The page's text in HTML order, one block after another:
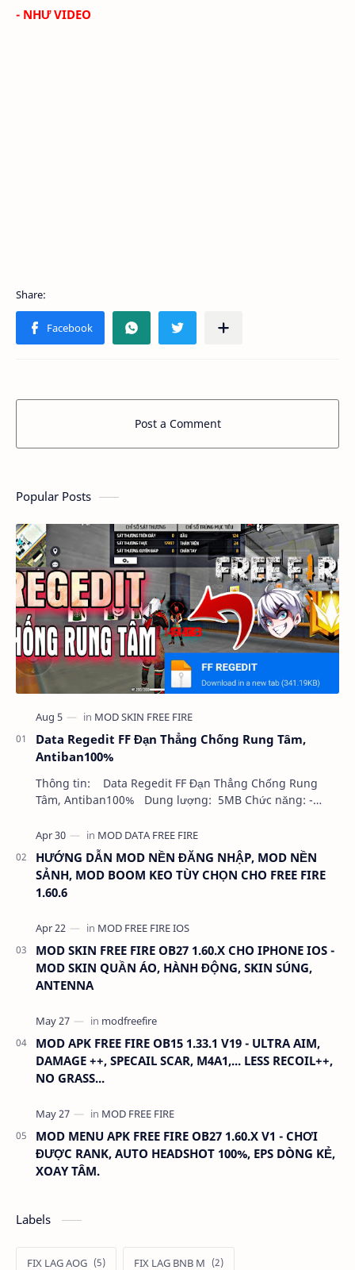
- NHƯ VIDEO
Post a Comment
Popular Posts
Data Regedit FF Đạn Thẳng Chống Rung Tâm,
Antiban100%
Thông tin: Data Regedit FF Đạn Thẳng Chống Rung
Tâm, Antiban100% Dung lượng: 5MB Chức năng: -
HƯỚNG DẪN MOD NỀN ĐĂNG NHẬP, MOD NỀN
SẢNH, MOD BOOM KEO TÙY CHỌN CHO FREE FIRE
1.60.6
MOD SKIN FREE FIRE OB27 1.60.X CHO IPHONE IOS -
MOD SKIN QUẦN ÁO, HÀNH ĐỘNG, SKIN SÚNG,
ANTENNA
MOD APK FREE FIRE OB15 1.33.1 V19 - ULTRA AIM,
DAMAGE ++, SPECAIL SCAR, M4A1,... LESS RECOIL++,
NO GRASS...
MOD MENU APK FREE FIRE OB27 1.60.X V1 - CHƠI
ĐƯỢC RANK, AUTO HEADSHOT 100%, EPS DÒNG KẺ,
XOAY TÂM.
Labels
FIX LAG AOG FIX LAG BNB M